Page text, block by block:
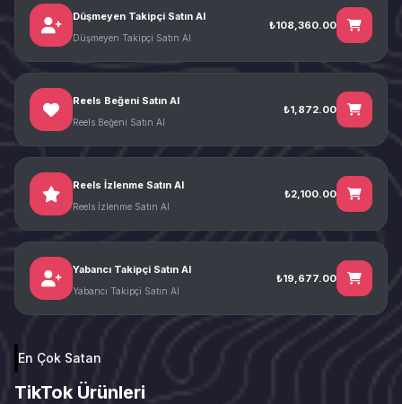
Düşmeyen Takipçi Satın Al
Düşmeyen Takipçi Satın Al
₺108,360.00
Reels Beğeni Satın Al
Reels Beğeni Satın Al
₺1,872.00
Reels İzlenme Satın Al
Reels İzlenme Satın Al
₺2,100.00
Yabancı Takipçi Satın Al
Yabancı Takipçi Satın Al
₺19,677.00
En Çok Satan
TikTok Ürünleri